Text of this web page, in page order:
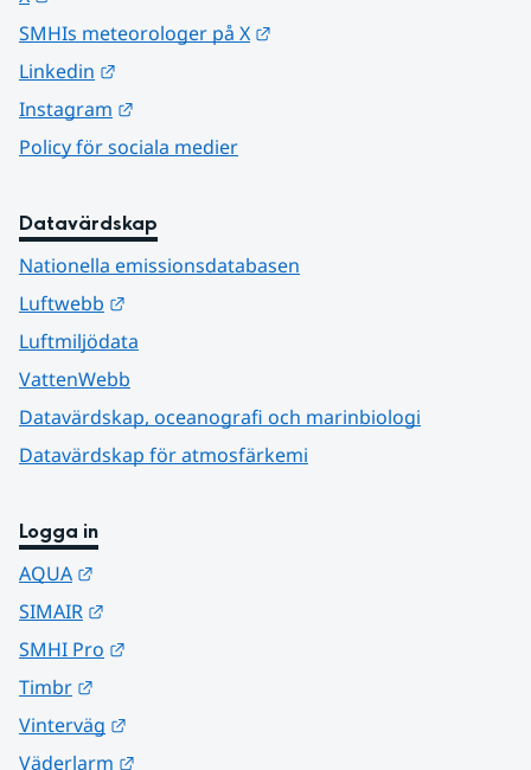
SMHIs meteorologer på X
Linkedin
Instagram
Policy för sociala medier
Datavärdskap
Nationella emissionsdatabasen
Luftwebb
Luftmiljödata
VattenWebb
Datavärdskap, oceanografi och marinbiologi
Datavärdskap för atmosfärkemi
Logga in
AQUA
SIMAIR
SMHI Pro
Timbr
Vinterväg
Väderlarm